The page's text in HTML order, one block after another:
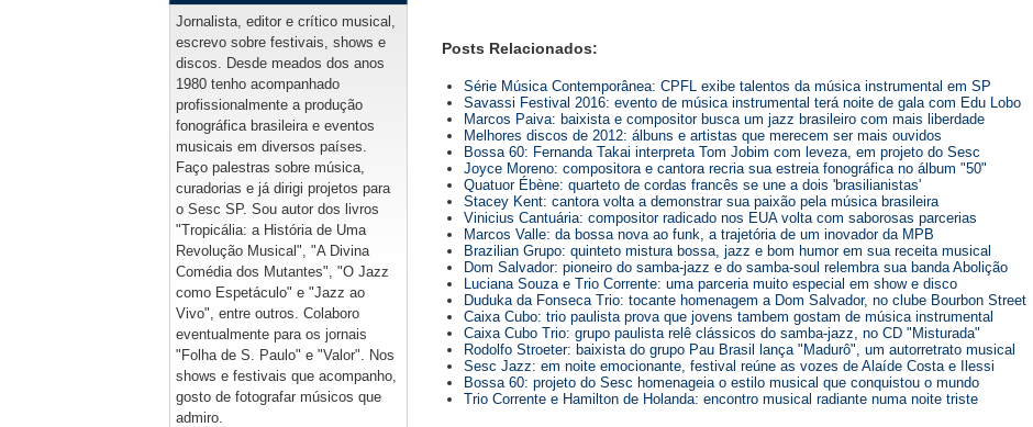
Jornalista, editor e crítico musical,
escrevo sobre festivais, shows e
discos. Desde meados dos anos
1980 tenho acompanhado
profissionalmente a produção
fonográfica brasileira e eventos
musicais em diversos países.
Faço palestras sobre música,
curadorias e já dirigi projetos para
o Sesc SP. Sou autor dos livros
"Tropicália: a História de Uma
Revolução Musical", "A Divina
Comédia dos Mutantes", "O Jazz
como Espetáculo" e "Jazz ao
Vivo", entre outros. Colaboro
eventualmente para os jornais
"Folha de S. Paulo" e "Valor". Nos
shows e festivais que acompanho,
gosto de fotografar músicos que
admiro.
Posts Relacionados:
Série Música Contemporânea: CPFL exibe talentos da música instrumental em SP
Savassi Festival 2016: evento de música instrumental terá noite de gala com Edu Lobo
Marcos Paiva: baixista e compositor busca um jazz brasileiro com mais liberdade
Melhores discos de 2012: álbuns e artistas que merecem ser mais ouvidos
Bossa 60: Fernanda Takai interpreta Tom Jobim com leveza, em projeto do Sesc
Joyce Moreno: compositora e cantora recria sua estreia fonográfica no álbum "50"
Quatuor Ébène: quarteto de cordas francês se une a dois 'brasilianistas'
Stacey Kent: cantora volta a demonstrar sua paixão pela música brasileira
Vinicius Cantuária: compositor radicado nos EUA volta com saborosas parcerias
Marcos Valle: da bossa nova ao funk, a trajetória de um inovador da MPB
Brazilian Grupo: quinteto mistura bossa, jazz e bom humor em sua receita musical
Dom Salvador: pioneiro do samba-jazz e do samba-soul relembra sua banda Abolição
Luciana Souza e Trio Corrente: uma parceria muito especial em show e disco
Duduka da Fonseca Trio: tocante homenagem a Dom Salvador, no clube Bourbon Street
Caixa Cubo: trio paulista prova que jovens tambem gostam de música instrumental
Caixa Cubo Trio: grupo paulista relê clássicos do samba-jazz, no CD "Misturada"
Rodolfo Stroeter: baixista do grupo Pau Brasil lança "Madurô", um autorretrato musical
Sesc Jazz: em noite emocionante, festival reúne as vozes de Alaíde Costa e Ilessi
Bossa 60: projeto do Sesc homenageia o estilo musical que conquistou o mundo
Trio Corrente e Hamilton de Holanda: encontro musical radiante numa noite triste